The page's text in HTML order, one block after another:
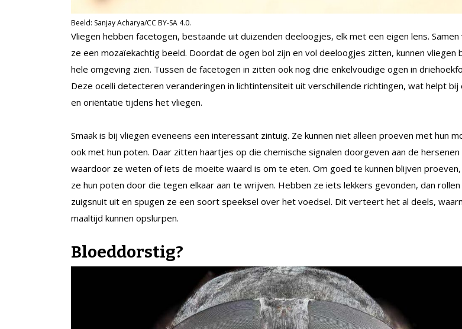
Beeld: Sanjay Acharya/CC BY-SA 4.0.
Vliegen hebben facetogen, bestaande uit duizenden deeloogjes, elk met een eigen lens. Samen
ze een mozaïekachtig beeld. Doordat de ogen bol zijn en vol deeloogjes zitten, kunnen vliegen
hele omgeving zien. Tussen de facetogen in zitten ook nog drie enkelvoudige ogen in
Deze ocelli detecteren veranderingen in lichtintensiteit uit verschillende richtingen, wat helpt bij
en oriëntatie tijdens het vliegen.
Smaak is bij vliegen eveneens een interessant zintuig. Ze kunnen niet alleen proeven met hun
ook met hun poten. Daar zitten haartjes op die chemische signalen doorgeven aan de hersenen
waardoor ze weten of iets de moeite waard is om te eten. Om goed te kunnen blijven proeven,
ze hun poten door die tegen elkaar aan te wrijven. Hebben ze iets lekkers gevonden, dan rollen
zuigsnuit uit en spugen ze een soort speeksel over het voedsel. Dit verteert het al deels,
maaltijd kunnen opslurpen.
Bloeddorstig?